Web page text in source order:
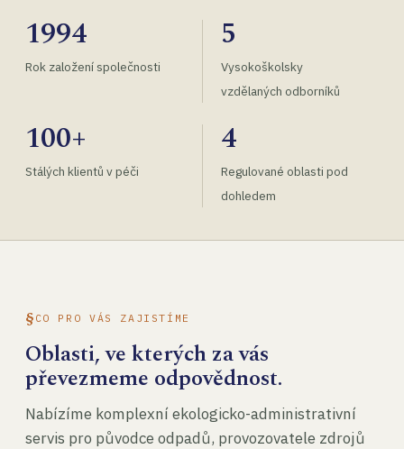
1994
Rok založení společnosti
5
Vysokoškolsky
vzdělaných odborníků
100+
Stálých klientů v péči
4
Regulované oblasti pod
dohledem
CO PRO VÁS ZAJISTÍME
Oblasti, ve kterých za vás
převezmeme odpovědnost.
Nabízíme komplexní ekologicko-administrativní
servis pro původce odpadů, provozovatele zdrojů